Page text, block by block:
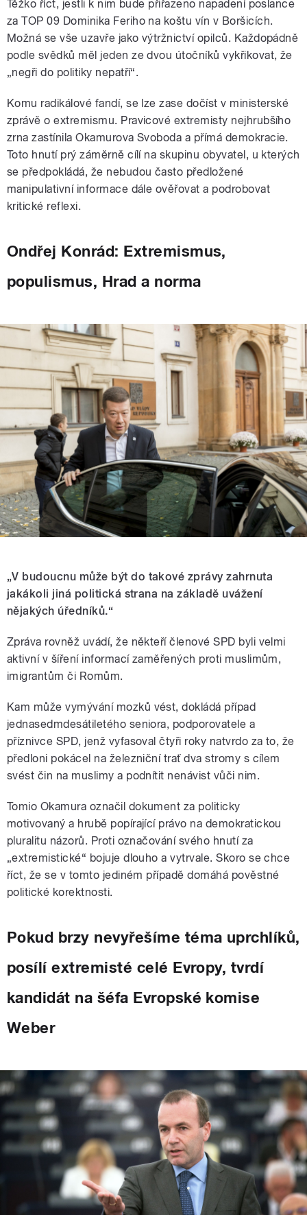
Těžko říct, jestli k nim bude přiřazeno napadení poslance
za TOP 09 Dominika Feriho na koštu vín v Boršicích.
Možná se vše uzavře jako výtržnictví opilců. Každopádně
podle svědků měl jeden ze dvou útočníků vykřikovat, že
„negři do politiky nepatří“.
Komu radikálové fandí, se lze zase dočíst v ministerské
zprávě o extremismu. Pravicové extremisty nejhrubšího
zrna zastínila Okamurova Svoboda a přímá demokracie.
Toto hnutí prý záměrně cílí na skupinu obyvatel, u kterých
se předpokládá, že nebudou často předložené
manipulativní informace dále ověřovat a podrobovat
kritické reflexi.
Ondřej Konrád: Extremismus,
populismus, Hrad a norma
„V budoucnu může být do takové zprávy zahrnuta
jakákoli jiná politická strana na základě uvážení
nějakých úředníků.“
Zpráva rovněž uvádí, že někteří členové SPD byli velmi
aktivní v šíření informací zaměřených proti muslimům,
imigrantům či Romům.
Kam může vymývání mozků vést, dokládá případ
jednasedmdesátiletého seniora, podporovatele a
příznivce SPD, jenž vyfasoval čtyři roky natvrdo za to, že
předloni pokácel na železniční trať dva stromy s cílem
svést čin na muslimy a podnítit nenávist vůči nim.
Tomio Okamura označil dokument za politicky
motivovaný a hrubě popírající právo na demokratickou
pluralitu názorů. Proti označování svého hnutí za
„extremistické“ bojuje dlouho a vytrvale. Skoro se chce
říct, že se v tomto jediném případě domáhá pověstné
politické korektnosti.
Pokud brzy nevyřešíme téma uprchlíků,
posílí extremisté celé Evropy, tvrdí
kandidát na šéfa Evropské komise
Weber